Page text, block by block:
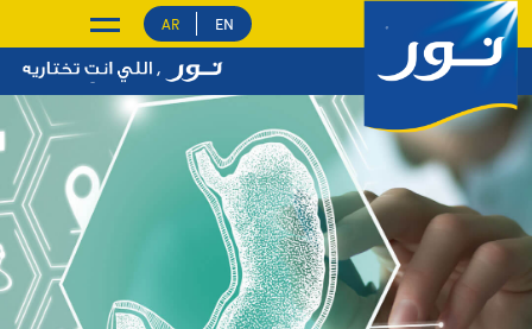
AR EN